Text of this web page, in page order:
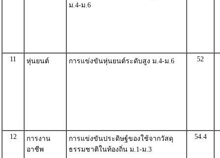
ม.4-ม.6
11 หุ่นยนต์ การแข่งขันหุ่นยนต์ระดับสูง ม.4-ม.6 52
12
การงาน
อาชีพ
การแข่งขันประดิษฐ์ของใช้จากวัสดุ
ธรรมชาติในท้องถิ่น ม.1-ม.3
54.4